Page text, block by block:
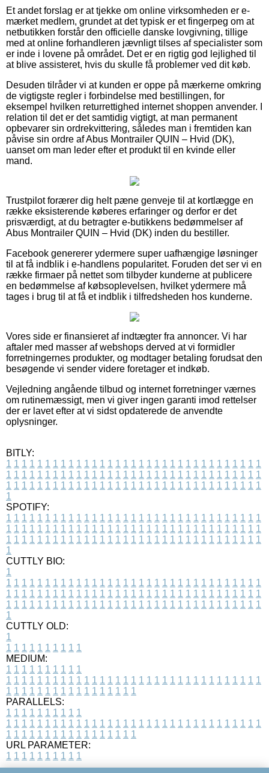
Et andet forslag er at tjekke om online virksomheden er e-
mærket medlem, grundet at det typisk er et fingerpeg om at
netbutikken forstår den officielle danske lovgivning, tillige
med at online forhandleren jævnligt tilses af specialister som
er inde i lovene på området. Det er en rigtig god lejlighed til
at blive assisteret, hvis du skulle få problemer ved dit køb.
Desuden tilråder vi at kunden er oppe på mærkerne omkring
de vigtigste regler i forbindelse med bestillingen, for
eksempel hvilken returrettighed internet shoppen anvender. I
relation til det er det samtidig vigtigt, at man permanent
opbevarer sin ordrekvittering, således man i fremtiden kan
påvise sin ordre af Abus Montrailer QUIN – Hvid (DK),
uanset om man leder efter et produkt til en kvinde eller
mand.
Trustpilot forærer dig helt pæne genveje til at kortlægge en
række eksisterende køberes erfaringer og derfor er det
prisværdigt, at du betragter e-butikkens bedømmelser af
Abus Montrailer QUIN – Hvid (DK) inden du bestiller.
Facebook genererer ydermere super uafhængige løsninger
til at få indblik i e-handlens popularitet. Foruden det ser vi en
række firmaer på nettet som tilbyder kunderne at publicere
en bedømmelse af købsoplevelsen, hvilket ydermere må
tages i brug til at få et indblik i tilfredsheden hos kunderne.
Vores side er finansieret af indtægter fra annoncer. Vi har
aftaler med masser af webshops derved at vi formidler
forretningernes produkter, og modtager betaling forudsat den
besøgende vi sender videre foretager et indkøb.
Vejledning angående tilbud og internet forretninger værnes
om rutinemæssigt, men vi giver ingen garanti imod rettelser
der er lavet efter at vi sidst opdaterede de anvendte
oplysninger.
BITLY:
1 1 1 1 1 1 1 1 1 1 1 1 1 1 1 1 1 1 1 1 1 1 1 1 1 1 1 1 1 1 1 1 1
1 1 1 1 1 1 1 1 1 1 1 1 1 1 1 1 1 1 1 1 1 1 1 1 1 1 1 1 1 1 1 1 1
1 1 1 1 1 1 1 1 1 1 1 1 1 1 1 1 1 1 1 1 1 1 1 1 1 1 1 1 1 1 1 1 1
1
SPOTIFY:
1 1 1 1 1 1 1 1 1 1 1 1 1 1 1 1 1 1 1 1 1 1 1 1 1 1 1 1 1 1 1 1 1
1 1 1 1 1 1 1 1 1 1 1 1 1 1 1 1 1 1 1 1 1 1 1 1 1 1 1 1 1 1 1 1 1
1 1 1 1 1 1 1 1 1 1 1 1 1 1 1 1 1 1 1 1 1 1 1 1 1 1 1 1 1 1 1 1 1
1
CUTTLY BIO:
1
1 1 1 1 1 1 1 1 1 1 1 1 1 1 1 1 1 1 1 1 1 1 1 1 1 1 1 1 1 1 1 1 1
1 1 1 1 1 1 1 1 1 1 1 1 1 1 1 1 1 1 1 1 1 1 1 1 1 1 1 1 1 1 1 1 1
1 1 1 1 1 1 1 1 1 1 1 1 1 1 1 1 1 1 1 1 1 1 1 1 1 1 1 1 1 1 1 1 1
1
CUTTLY OLD:
1
1 1 1 1 1 1 1 1 1 1
MEDIUM:
1 1 1 1 1 1 1 1 1 1
1 1 1 1 1 1 1 1 1 1 1 1 1 1 1 1 1 1 1 1 1 1 1 1 1 1 1 1 1 1 1 1 1
1 1 1 1 1 1 1 1 1 1 1 1 1 1 1 1 1
PARALLELS:
1 1 1 1 1 1 1 1 1 1
1 1 1 1 1 1 1 1 1 1 1 1 1 1 1 1 1 1 1 1 1 1 1 1 1 1 1 1 1 1 1 1 1
1 1 1 1 1 1 1 1 1 1 1 1 1 1 1 1 1
URL PARAMETER:
1 1 1 1 1 1 1 1 1 1